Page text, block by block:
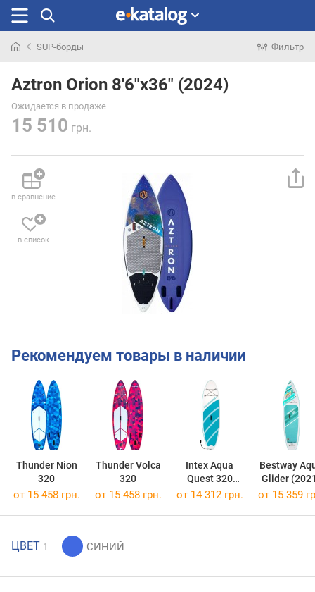
раньше
SUP-борды Фильтр
Aztron Orion 8'6"x36" (2024)
Ожидается в продаже
15 510 грн.
в сравнение
в список
Рекомендуем товары в наличии
Thunder Nion
320
Thunder Volca
320
Intex Aqua
Quest 320
(2023)
Bestway
Glider
от 15 458 грн. от 15 458 грн. от 14 312 грн. от 15 359
ЦВЕТ 1